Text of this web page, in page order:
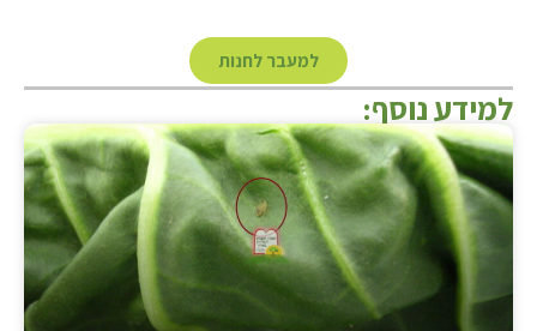
למעבר לחנות
למידע נוסף: